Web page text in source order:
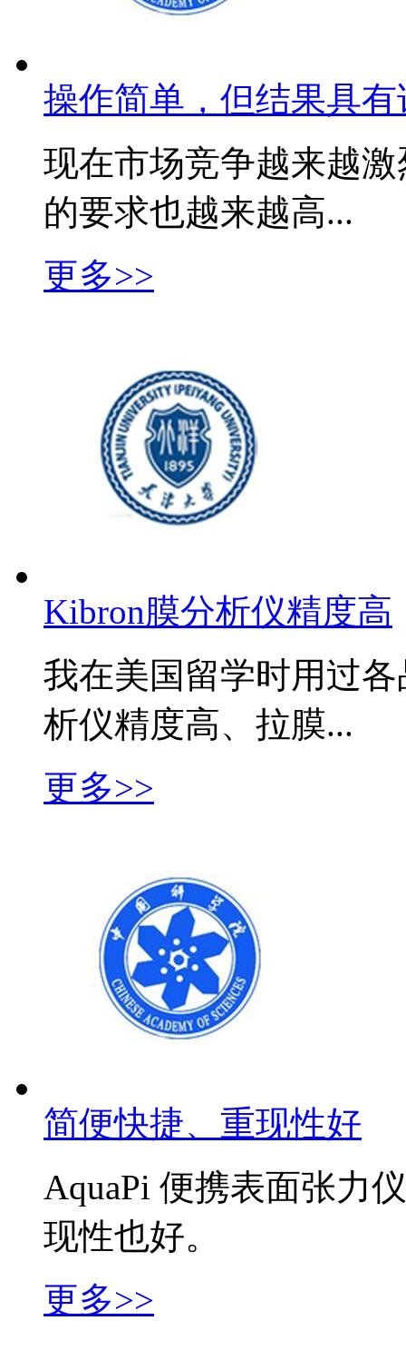
操作简单，但结果具
现在市场竞争越来越
的要求也越来越高...
更多>>
Kibron膜分析仪精度高
我在美国留学时用过
析仪精度高、拉膜...
更多>>
简便快捷、重现性好
AquaPi 便携表面张力
现性也好。
更多>>